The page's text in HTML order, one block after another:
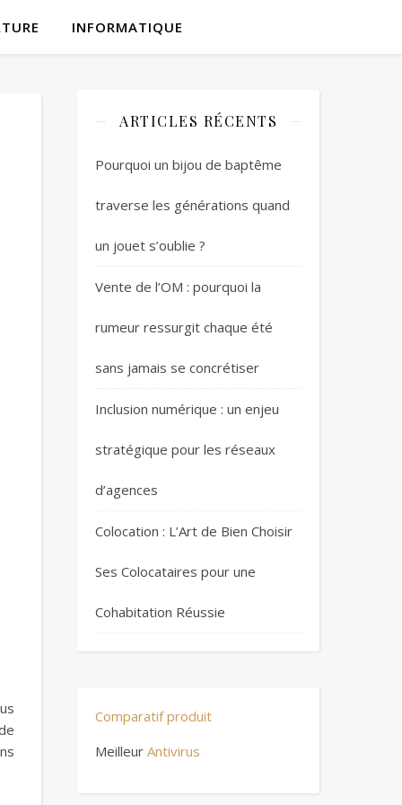
INFORMATIQUE
ARTICLES RÉCENTS
Pourquoi un bijou de baptême
traverse les générations quand
un jouet s’oublie ?
Vente de l’OM : pourquoi la
rumeur ressurgit chaque été
sans jamais se concrétiser
Inclusion numérique : un enjeu
stratégique pour les réseaux
d’agences
Colocation : L’Art de Bien Choisir
Ses Colocataires pour une
Cohabitation Réussie
Comparatif produit
Meilleur Antivirus